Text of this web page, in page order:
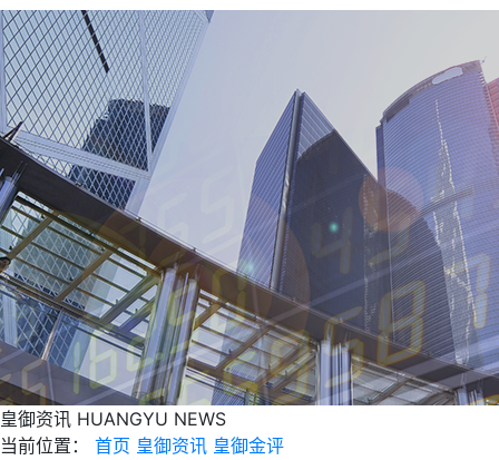
皇御资讯 HUANGYU NEWS
当前位置：
首页 皇御资讯 皇御金评